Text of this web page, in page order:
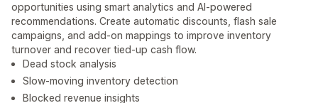
opportunities using smart analytics and AI-powered
recommendations. Create automatic discounts, flash sale
campaigns, and add-on mappings to improve inventory
turnover and recover tied-up cash flow.
Dead stock analysis
Slow-moving inventory detection
Blocked revenue insights